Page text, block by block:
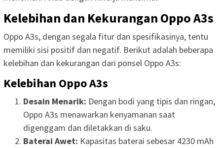
Kelebihan dan Kekurangan Oppo A3s
Oppo A3s, dengan segala fitur dan spesifikasinya, tentu
memiliki sisi positif dan negatif. Berikut adalah beberapa
kelebihan dan kekurangan dari ponsel Oppo A3s:
Kelebihan Oppo A3s
Desain Menarik: Dengan bodi yang tipis dan ringan,
Oppo A3s menawarkan kenyamanan saat
digenggam dan diletakkan di saku.
Baterai Awet: Kapasitas baterai sebesar 4230 mAh